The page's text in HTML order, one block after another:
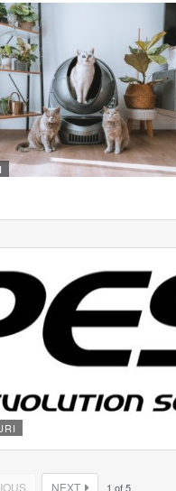
NEXT 1 of5